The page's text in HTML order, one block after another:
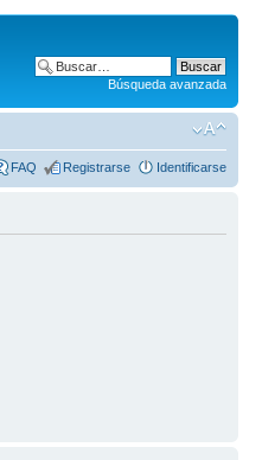
Búsqueda avanzada
FAQ Registrarse Identificarse